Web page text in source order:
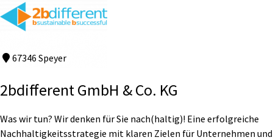
67346 Speyer
2bdifferent GmbH & Co. KG
Was wir tun? Wir denken für Sie nach(haltig)! Eine erfolgreiche
Nachhaltigkeitsstrategie mit klaren Zielen für Unternehmen und